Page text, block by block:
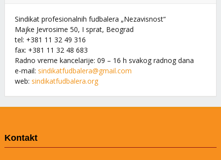
Sindikat profesionalnih fudbalera „Nezavisnost“
Majke Jevrosime 50, I sprat, Beograd
tel: +381 11 32 49 316
fax: +381 11 32 48 683
Radno vreme kancelarije: 09 – 16 h svakog radnog dana
e-mail: sindikatfudbalera@gmail.com
web: sindikatfudbalera.org
Kontakt